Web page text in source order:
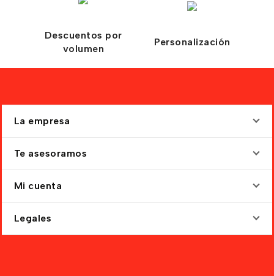
Descuentos por
volumen
Personalización
La empresa
Te asesoramos
Mi cuenta
Legales